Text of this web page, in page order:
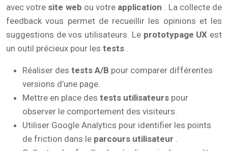
avec votre site web ou votre application . La collecte de
feedback vous permet de recueillir les opinions et les
suggestions de vos utilisateurs. Le prototypage UX est
un outil précieux pour les tests .
Réaliser des tests A/B pour comparer différentes
versions d’une page.
Mettre en place des tests utilisateurs pour
observer le comportement des visiteurs.
Utiliser Google Analytics pour identifier les points
de friction dans le parcours utilisateur .